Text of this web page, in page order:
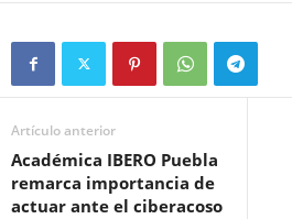
Artículo anterior
Académica IBERO Puebla
remarca importancia de
actuar ante el ciberacoso